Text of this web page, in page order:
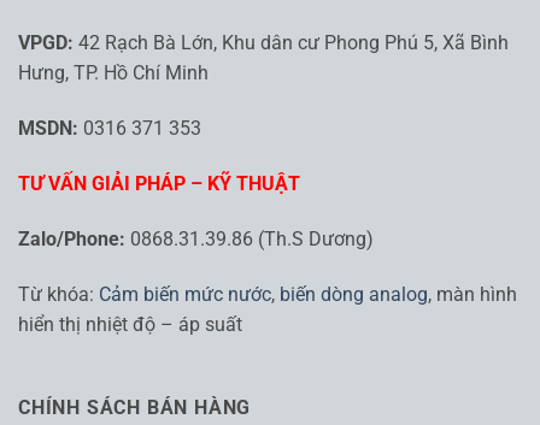
VPGD: 42 Rạch Bà Lớn, Khu dân cư Phong Phú 5, Xã Bình
Hưng, TP. Hồ Chí Minh
MSDN: 0316 371 353
TƯ VẤN GIẢI PHÁP – KỸ THUẬT
Zalo/Phone: 0868.31.39.86 (Th.S Dương)
Từ khóa: Cảm biến mức nước, biến dòng analog, màn hình
hiển thị nhiệt độ – áp suất
CHÍNH SÁCH BÁN HÀNG